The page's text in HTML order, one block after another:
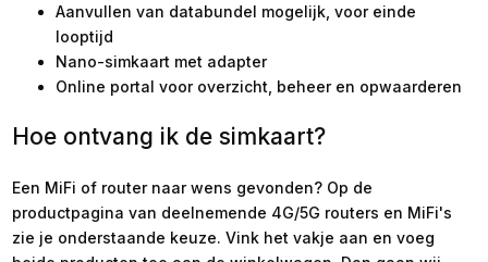
Aanvullen van databundel mogelijk, voor einde
looptijd
Nano-simkaart met adapter
Online portal voor overzicht, beheer en opwaarderen
Hoe ontvang ik de simkaart?
Een MiFi of router naar wens gevonden? Op de
productpagina van deelnemende 4G/5G routers en MiFi's
zie je onderstaande keuze. Vink het vakje aan en voeg